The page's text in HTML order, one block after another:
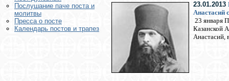
Послушание паче поста и
молитвы
Пресса о посте
Календарь постов и трапез
23.01.2013
Анастасий
23 января
Казанской
Анастасий,